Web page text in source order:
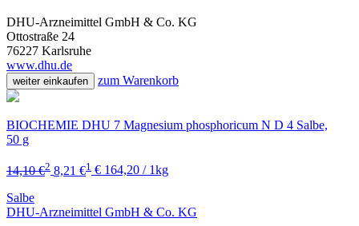
DHU-Arzneimittel GmbH & Co. KG
Ottostraße 24
76227 Karlsruhe
www.dhu.de
weiter einkaufen zum Warenkorb
BIOCHEMIE DHU 7 Magnesium phosphoricum N D 4 Salbe,
50 g
14,10 €2 8,21 €1 € 164,20 / 1kg
Salbe
DHU-Arzneimittel GmbH & Co. KG